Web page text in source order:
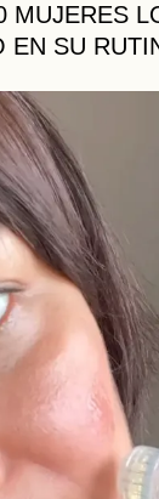
MUJERES
EN SU